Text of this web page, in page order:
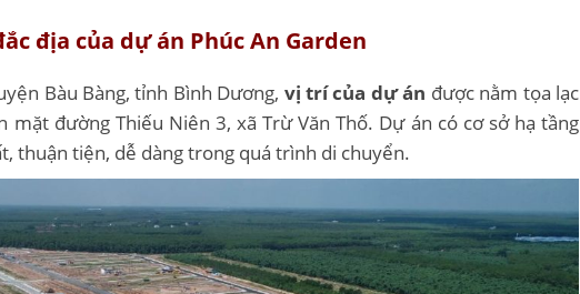
địa của dự án Phúc An Garden
Bàu Bàng, tỉnh Bình Dương, vị trí của dự án được nằm tọa lạc
đường Thiếu Niên 3, xã Trừ Văn Thố. Dự án có cơ sở hạ tầng
thuận tiện, dễ dàng trong quá trình di chuyển.